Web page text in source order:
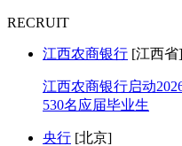
RECRUIT
江西农商银行 [江西省]
江西农商银行启动
530名应届毕业生
央行 [北京]